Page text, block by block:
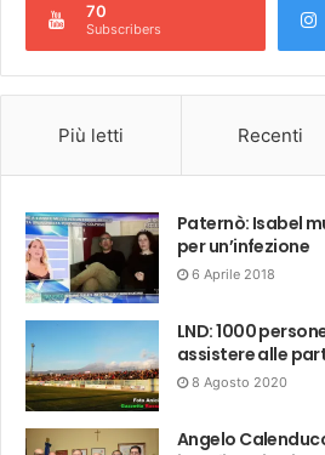
70
Subscribers
Più letti Recenti
Paternò: Isabel
per un’infezione
6 Aprile 2018
LND: 1000
assistere alle
8 Agosto 2020
Angelo